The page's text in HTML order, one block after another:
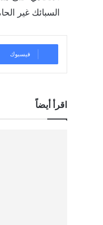
السبائك غير
فيسبوك
اقرأ أيضاً